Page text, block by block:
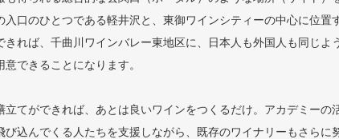
入口のひとつである軽井沢と、東御ワインシティーの中心に位置
きれば、千曲川ワインバレー東地区に、日本人も外国人も同じよ
意できることになります。
立てができれば、あとは良いワインをつくるだけ。アカデミーの
び込んでくる人たちを支援しながら、既存のワイナリーもさらに